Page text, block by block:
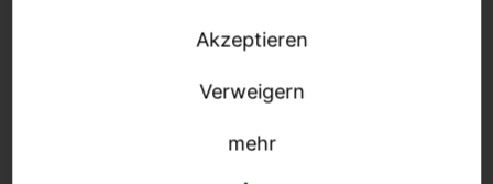
Akzeptieren
Verweigern
mehr